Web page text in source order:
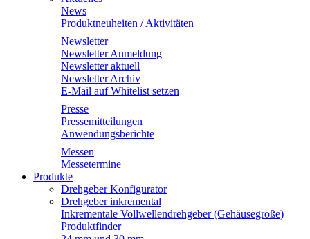
News
Produktneuheiten / Aktivitäten
Newsletter
Newsletter Anmeldung
Newsletter aktuell
Newsletter Archiv
E-Mail auf Whitelist setzen
Presse
Pressemitteilungen
Anwendungsberichte
Messen
Messetermine
Produkte
Drehgeber Konfigurator
Drehgeber inkremental
Inkrementale Vollwellendrehgeber (Gehäusegröße)
Produktfinder